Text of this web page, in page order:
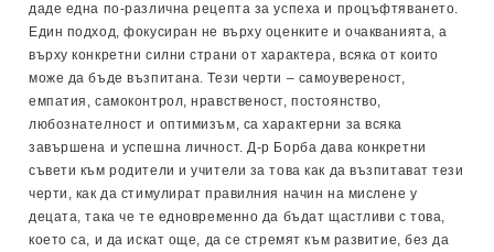
даде една по-различна рецепта за успеха и процъфтяването.
Един подход, фокусиран не върху оценките и очакванията, а
върху конкретни силни страни от характера, всяка от които
може да бъде възпитана. Тези черти – самоувереност,
емпатия, самоконтрол, нравственост, постоянство,
любознателност и оптимизъм, са характерни за всяка
завършена и успешна личност. Д-р Борба дава конкретни
съвети към родители и учители за това как да възпитават тези
черти, как да стимулират правилния начин на мислене у
децата, така че те едновременно да бъдат щастливи с това,
което са, и да искат още, да се стремят към развитие, без да